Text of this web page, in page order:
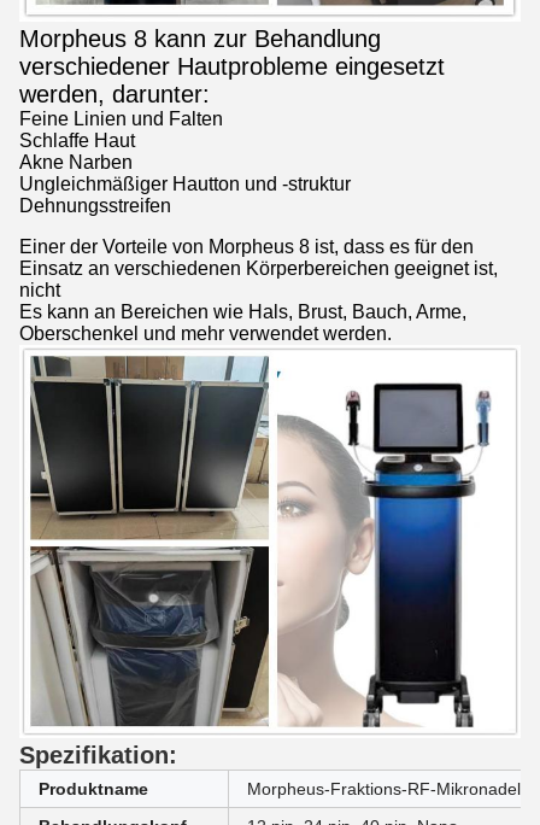
Morpheus 8 kann zur Behandlung
verschiedener Hautprobleme eingesetzt
werden, darunter:
Feine Linien und Falten
Schlaffe Haut
Akne Narben
Ungleichmäßiger Hautton und -struktur
Dehnungsstreifen
Einer der Vorteile von Morpheus 8 ist, dass es für den
Einsatz an verschiedenen Körperbereichen geeignet ist,
nicht
Es kann an Bereichen wie Hals, Brust, Bauch, Arme,
Oberschenkel und mehr verwendet werden.
Spezifikation:
Produktname
Morpheus-Fraktions-RF-Mikronadel